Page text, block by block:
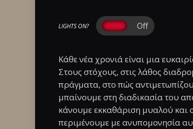
LIGHTS ON?
Κάθε νέα χρονιά είναι μια
Στους στόχους, στις λάθος
πράγματα, στο πώς
μπαίνουμε στη διαδικασία του
κάνουμε εκκαθάριση μυαλού και
περιμένουμε με ανυπομονησία